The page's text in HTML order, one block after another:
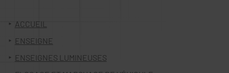
ACCUEIL
ENSEIGNE
ENSEIGNES LUMINEUSES